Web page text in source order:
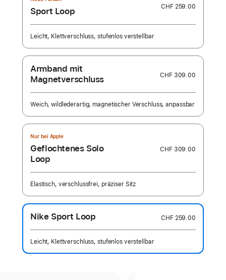
Sport Loop CHF 259.00
Leicht, Klettverschluss, stufenlos verstellbar
Armband mit
Magnetverschluss
CHF 309.00
Weich, wildlederartig, magnetischer Verschluss, anpassbar
Nur bei Apple
Geflochtenes Solo
Loop
CHF 309.00
Elastisch, verschlussfrei, präziser Sitz
Nike Sport Loop CHF 259.00
Leicht, Klettverschluss, stufenlos verstellbar